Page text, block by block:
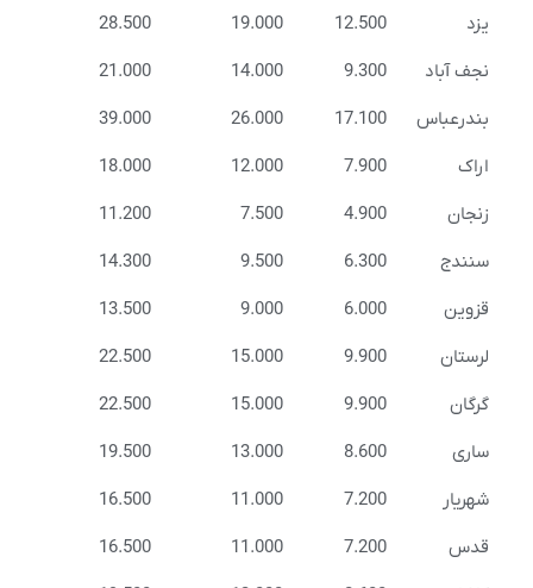
یزد
12.500
19.000
28.500
نجف آباد
9.300
14.000
21.000
بندرعباس
17.100
26.000
39.000
اراک
7.900
12.000
18.000
زنجان
4.900
7.500
11.200
سنندج
6.300
9.500
14.300
قزوین
6.000
9.000
13.500
لرستان
9.900
15.000
22.500
گرگان
9.900
15.000
22.500
ساری
8.600
13.000
19.500
شهریار
7.200
11.000
16.500
قدس
7.200
11.000
16.500